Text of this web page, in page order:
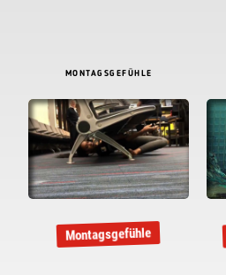
MONTAGSGEFÜHLE
Montagsgefühle